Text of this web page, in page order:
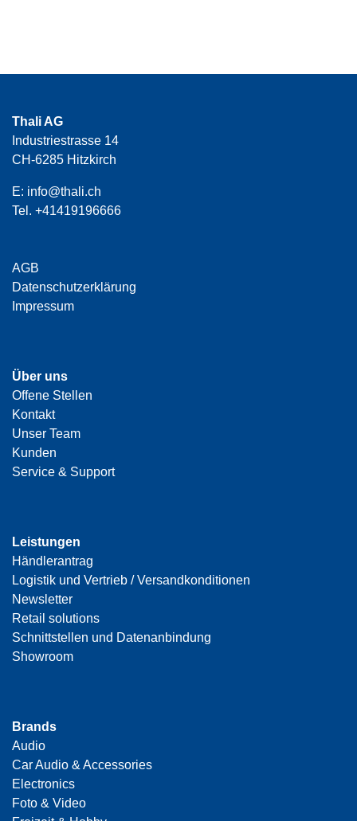
Thali AG
Industriestrasse 14
CH-6285 Hitzkirch
E: info@thali.ch
Tel. +41419196666
AGB
Datenschutzerklärung
Impressum
Über uns
Offene Stellen
Kontakt
Unser Team
Kunden
Service & Support
Leistungen
Händlerantrag
Logistik und Vertrieb / Versandkonditionen
Newsletter
Retail solutions
Schnittstellen und Datenanbindung
Showroom
Brands
Audio
Car Audio & Accessories
Electronics
Foto & Video